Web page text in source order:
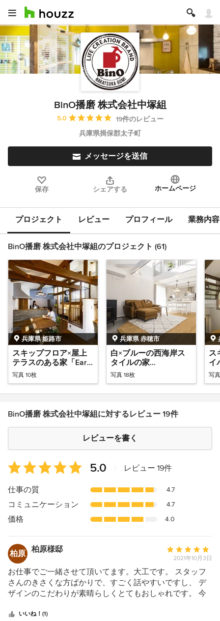
BinO播磨 株式会社中塚組
平均評価：5つ星中 星5
5.0
19件のレビュー
兵庫県揖保郡太子町
メッセージを送信
保存 シェアする ホームページ
プロジェクト レビュー プロフィール 業務内容
BinO播磨 株式会社中塚組のプロジェクト (61)
兵庫県 姫路市
スキップフロア×屋上
テラスのある家「Earth
Park」
写真 10枚
兵庫県 赤穂市
白×ブルーの西海岸ス
タイルの家
「LOAFER」
写真 18枚
ス
イ
「
写
BinO播磨 株式会社中塚組に対するレビュー 19件
レビューを書く
平
均
評
5
つ
星
5
5.0 レビュー 19件
仕事の質 4.7
コミュニケーション 4.7
価格 4.0
柏原 柏原様邸
平
均
評
価：
5
2021年10月3日
お仕事でご一緒させて頂いてます。大工です。 スタッフ
さんのきさくな方ばかりで、すごく話やすいですし、 デ
ザインのこだわりが素晴らしくとてもおしゃれです。 今
す。いいね！(1)